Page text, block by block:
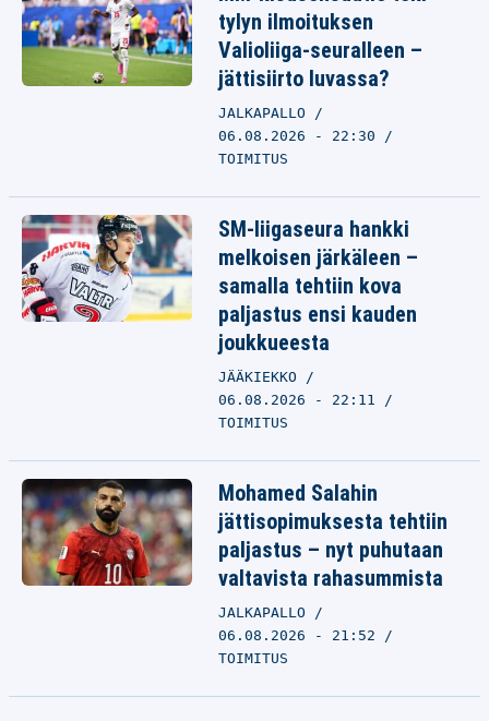
tylyn ilmoituksen
Valioliiga-seuralleen –
jättisiirto luvassa?
JALKAPALLO
06.08.2026 - 22:30
TOIMITUS
SM-liigaseura hankki
melkoisen järkäleen –
samalla tehtiin kova
paljastus ensi kauden
joukkueesta
JÄÄKIEKKO
06.08.2026 - 22:11
TOIMITUS
Mohamed Salahin
jättisopimuksesta tehtiin
paljastus – nyt puhutaan
valtavista rahasummista
JALKAPALLO
06.08.2026 - 21:52
TOIMITUS